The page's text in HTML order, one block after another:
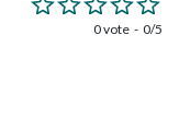
0 vote 0/5